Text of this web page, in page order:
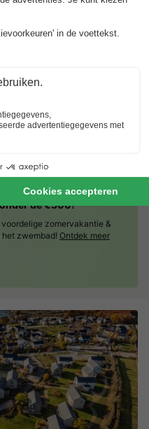
vismeer
pretparken
€ 313,82 incl. toeslagen
de €500!
zomervakantie &
het zwembad! Ontdek meer